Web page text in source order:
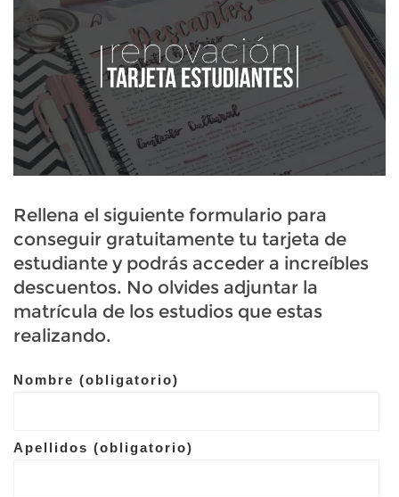
Rellena el siguiente formulario para
conseguir gratuitamente tu tarjeta de
estudiante y podrás acceder a increíbles
descuentos. No olvides adjuntar la
matrícula de los estudios que estas
realizando.
Nombre (obligatorio)
Apellidos (obligatorio)